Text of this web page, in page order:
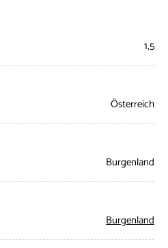
1,5
Österreich
Burgenland
Burgenland